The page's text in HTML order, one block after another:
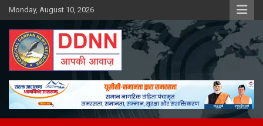
Skip
to
content
Monday, August 10, 2026
DDNN